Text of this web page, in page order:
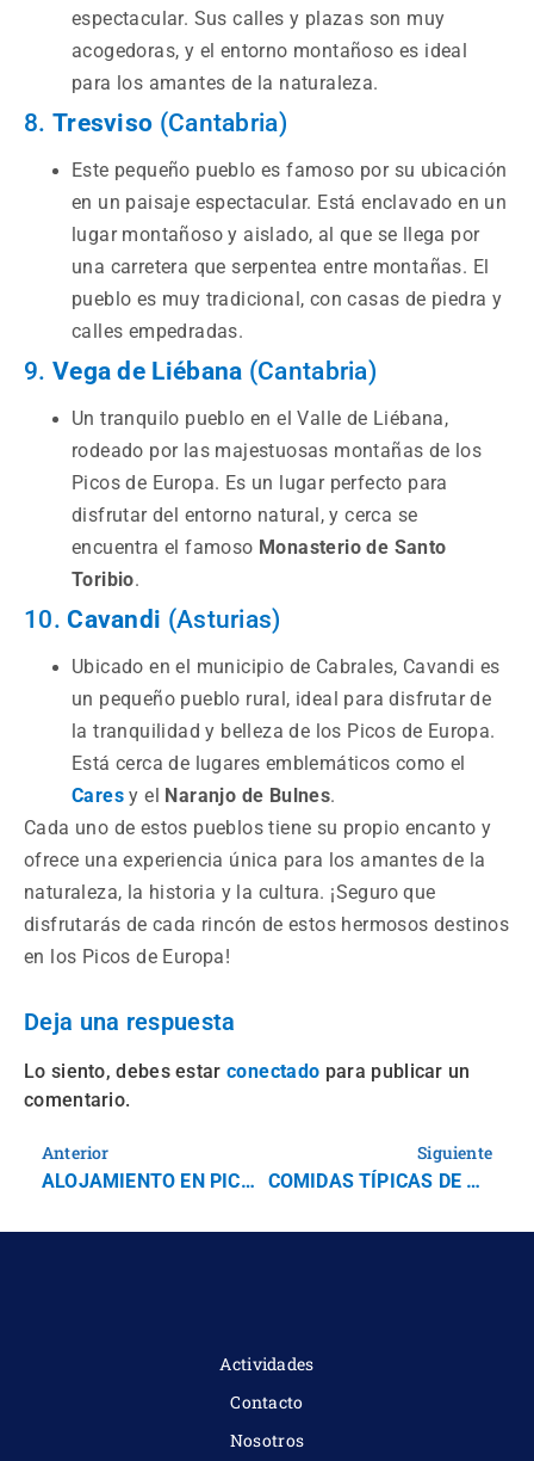
espectacular. Sus calles y plazas son muy
acogedoras, y el entorno montañoso es ideal
para los amantes de la naturaleza.
8. Tresviso (Cantabria)
Este pequeño pueblo es famoso por su ubicación
en un paisaje espectacular. Está enclavado en un
lugar montañoso y aislado, al que se llega por
una carretera que serpentea entre montañas. El
pueblo es muy tradicional, con casas de piedra y
calles empedradas.
9. Vega de Liébana (Cantabria)
Un tranquilo pueblo en el Valle de Liébana,
rodeado por las majestuosas montañas de los
Picos de Europa. Es un lugar perfecto para
disfrutar del entorno natural, y cerca se
encuentra el famoso Monasterio de Santo
Toribio.
10.Cavandi (Asturias)
Ubicado en el municipio de Cabrales, Cavandi es
un pequeño pueblo rural, ideal para disfrutar de
la tranquilidad y belleza de los Picos de Europa.
Está cerca de lugares emblemáticos como el
Cares y el Naranjo de Bulnes.
Cada uno de estos pueblos tiene su propio encanto y
ofrece una experiencia única para los amantes de la
naturaleza, la historia y la cultura. ¡Seguro que
disfrutarás de cada rincón de estos hermosos destinos
en los Picos de Europa!
Deja una respuesta
Lo siento, debes estar conectado para publicar un
comentario.
Anterior
ALOJAMIENTO EN PICOS DE EUROPA
Siguiente
COMIDAS TÍPICAS DE ASTURIAS
Actividades
Contacto
Nosotros